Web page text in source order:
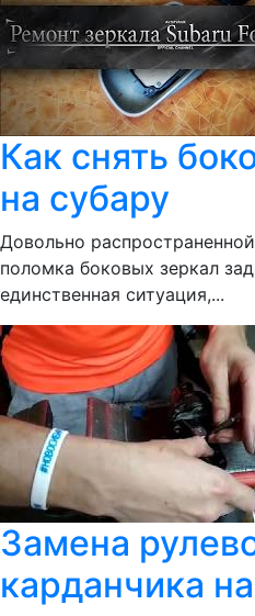
Как снять
на субару
Довольно
поломка боковых зеркал
единственная ситуация,...
Замена
карданчика